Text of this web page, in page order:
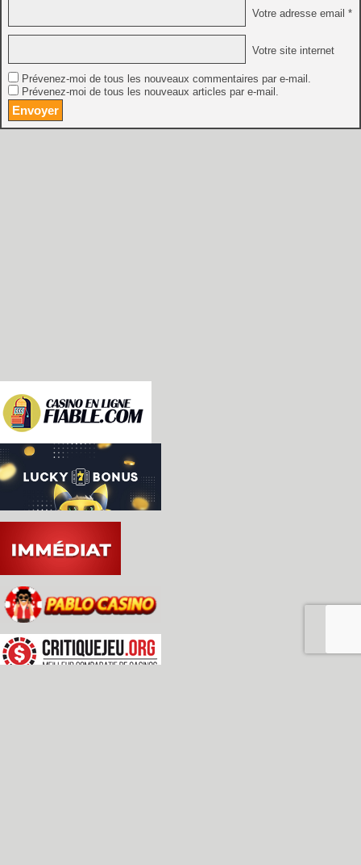
Votre adresse email *
Votre site internet
Prévenez-moi de tous les nouveaux commentaires par e-mail.
Prévenez-moi de tous les nouveaux articles par e-mail.